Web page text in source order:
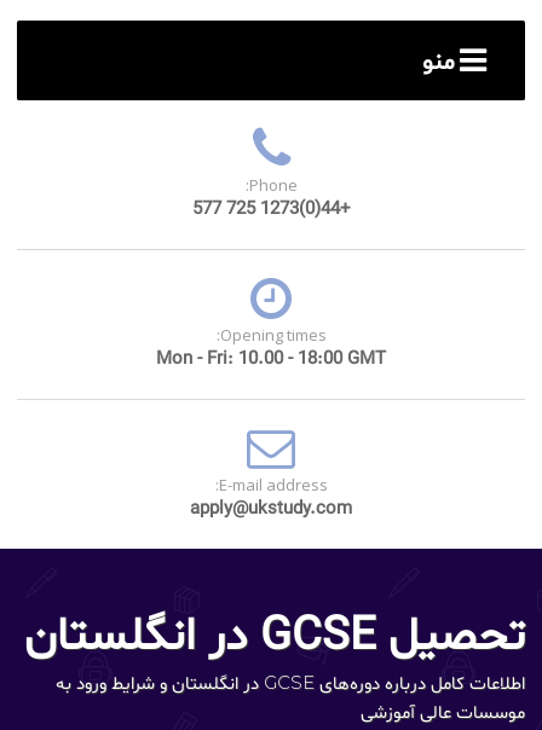
منو
Phone:
+44(0)1273 725 577
Opening times:
Mon - Fri: 10.00 - 18:00 GMT
E-mail address:
apply@ukstudy.com
تحصیل GCSE در انگلستان
اطلاعات کامل درباره دوره‌های GCSE در انگلستان و شرایط ورود به
موسسات عالی آموزشی